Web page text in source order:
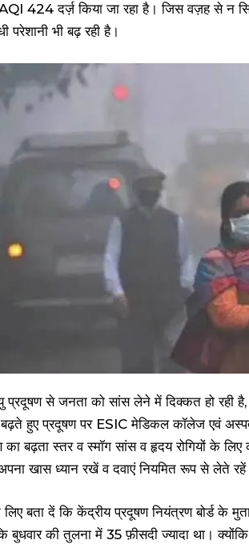
424 दर्ज़ किया जा रहा है। जिस वज़ह से न
परेशानी भी बढ़‌ रही है।
प्रदूषण से जनता को सांस लेने में दिक्कत हो रही
हुए प्रदूषण पर ESIC मेडिकल कॉलेज एवं
का बढ़ता स्तर व स्मॉग सांस व हृदय रोगियों के
खास ध्यान रखें व दवाएं नियमित रूप से लेते
बता दें कि केंद्रीय प्रदूषण नियंत्रण बोर्ड के
बुधवार की तुलना में 35 फ़ीसदी ज्यादा था।